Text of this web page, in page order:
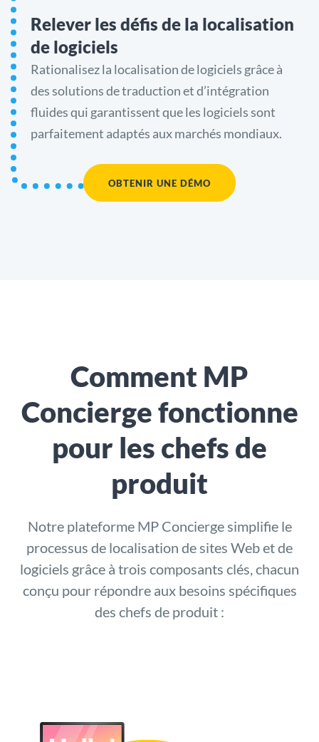
Relever les défis de la localisation
de logiciels
Rationalisez la localisation de logiciels grâce à
des solutions de traduction et d’intégration
fluides qui garantissent que les logiciels sont
parfaitement adaptés aux marchés mondiaux.
OBTENIR UNE DÉMO
Comment MP
Concierge fonctionne
pour les chefs de
produit
Notre plateforme MP Conciergesimplifie le
processus de localisation de sites Web et de
logiciels grâce à trois composants clés, chacun
conçu pour répondre aux besoins spécifiques
des chefs de produit :